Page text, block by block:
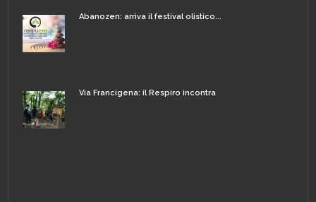
Abanozen: arriva il festival olistico...
Via Francigena: il Respiro incontra